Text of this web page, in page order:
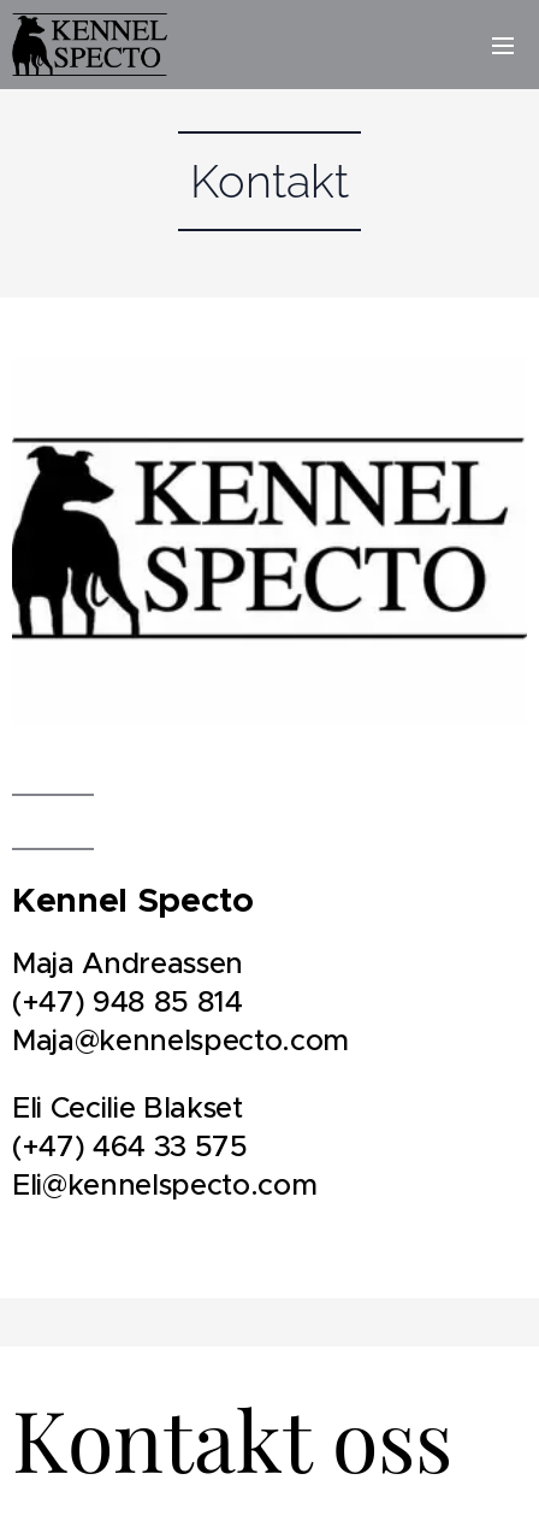
Kontakt
Kennel Specto
Maja Andreassen
(+47) 948 85 814
Maja@kennelspecto.com
Eli Cecilie Blakset
(+47) 464 33 575
Eli@kennelspecto.com
Kontakt oss